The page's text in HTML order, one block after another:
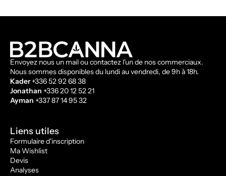
Envoyez nous un mail ou contactez l'un de nos commerciaux.
Nous sommes disponibles du lundi au vendredi, de 9h à 18h.
Kader+336 52 92 68 38
Jonathan +336 20 12 52 21
Ayman +337 87 14 95 32
Liens utiles
Formulaire d'inscription
Ma Wishlist
Devis
Analyses